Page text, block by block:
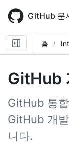
main
content
GitHub 문
홈
GitHub
GitHub 통
GitHub 개
니다.